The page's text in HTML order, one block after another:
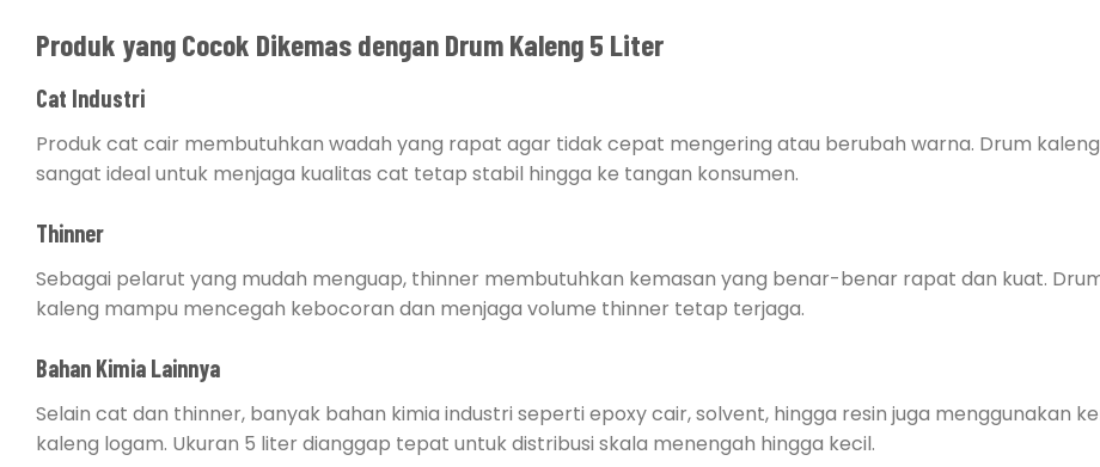
Produk yang Cocok Dikemas dengan Drum Kaleng 5 Liter
Cat Industri
Produk cat cair membutuhkan wadah yang rapat agar tidak cepat mengering atau berubah warna. Drum kaleng
sangat ideal untuk menjaga kualitas cat tetap stabil hingga ke tangan konsumen.
Thinner
Sebagai pelarut yang mudah menguap, thinner membutuhkan kemasan yang benar-benar rapat dan kuat.
kaleng mampu mencegah kebocoran dan menjaga volume thinner tetap terjaga.
Bahan Kimia Lainnya
Selain cat dan thinner, banyak bahan kimia industri seperti epoxy cair, solvent, hingga resin juga menggunakan
kaleng logam. Ukuran 5 liter dianggap tepat untuk distribusi skala menengah hingga kecil.